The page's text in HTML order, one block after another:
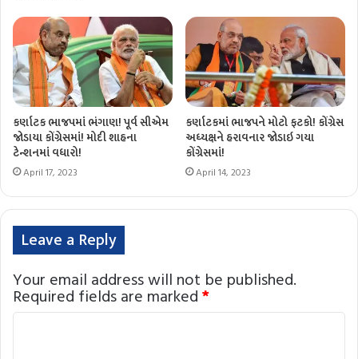
કર્ણાટક ભાજપમાં ભંગાણ! પૂર્વ સીએમ
જોડાયા કોંગ્રેસમાં! મોદી શાહના
ટેન્શનમાં વધારો!
April 17, 2023
કર્ણાટકમાં ભાજપને મોટો ફટકો! કોંગ્રેસ
અધ્યક્ષને હરાવનાર જોડાઇ ગયા
કોંગ્રેસમાં!
April 14, 2023
Leave a Reply
Your email address will not be published.
Required fields are marked *